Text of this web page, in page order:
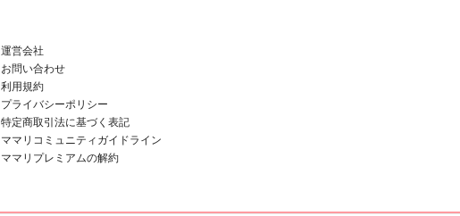
運営会社
お問い合わせ
利用規約
プライバシーポリシー
特定商取引法に基づく表記
ママリコミュニティガイドライン
ママリプレミアムの解約